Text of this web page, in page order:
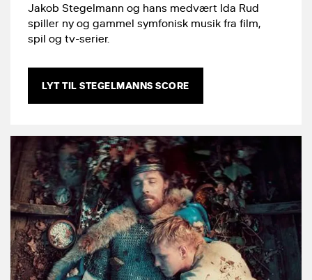
Jakob Stegelmann og hans medvært Ida Rud
spiller ny og gammel symfonisk musik fra film,
spil og tv-serier.
LYT TIL STEGELMANNS SCORE